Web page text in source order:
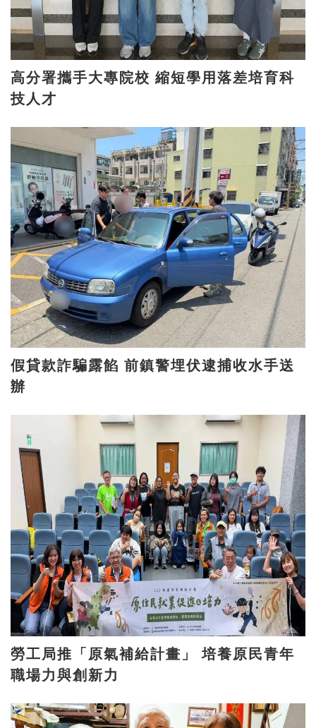
高分署攜手大專院校 縮短學用落差培育科
技人才
假貸款詐騙露餡 前鎮警埋伏逮捕收水手送
辦
勞工局推「原氣補給計畫」 培養原民青年
職場力與創新力